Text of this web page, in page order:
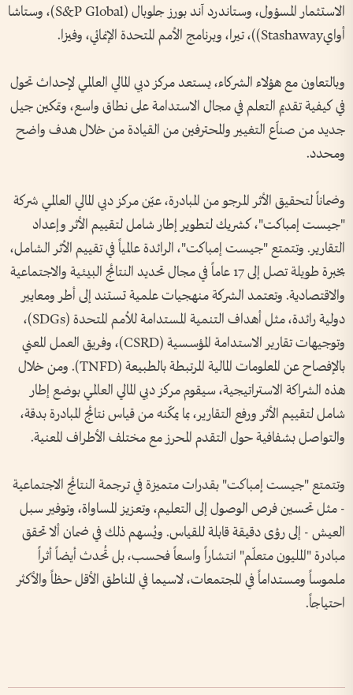
الاستثمار المسؤول، وستاندرد آند بورز جلوبال (S&P Global)، وستاشا
أوايStashaway))، تيرا، وبرنامج الأمم المتحدة الإنمائي، وفيزا.
وبالتعاون مع هؤلاء الشركاء، يستعد مركز دبي المالي العالمي لإحداث تحول
في كيفية تقديم التعلم في مجال الاستدامة على نطاق واسع، وتمكين جيل
جديد من صناّع التغيير والمحترفين من القيادة من خلال هدف واضح
ومحدد.
وضماناً لتحقيق الأثر المرجو من المبادرة، عيّن مركز دبي المالي العالمي شركة
"جيست إمباكت"، كشريك لتطوير إطار شامل لتقييم الأثر وإعداد
التقارير. وتتمتع "جيست إمباكت"، الرائدة عالمياً في تقييم الأثر الشامل،
بخبرة طويلة تصل إلى 17 عاماً في مجال تحديد النتائج البيئية والاجتماعية
والاقتصادية. وتعتمد الشركة منهجيات علمية تستند إلى أطر ومعايير
دولية رائدة، مثل أهداف التنمية المستدامة للأمم المتحدة (SDGs)،
وتوجيهات تقارير الاستدامة المؤسسية (CSRD)، وفريق العمل المعني
بالإفصاح عن المعلومات المالية المرتبطة بالطبيعة (TNFD). ومن خلال
هذه الشراكة الاستراتيجية، سيقوم مركز دبي المالي العالمي بوضع إطار
شامل لتقييم الأثر ورفع التقارير، بما يمكّنه من قياس نتائج المبادرة بدقة،
والتواصل بشفافية حول التقدم المحرز مع مختلف الأطراف المعنية.
وتتمتع "جيست إمباكت" بقدرات متميزة في ترجمة النتائج الاجتماعية
- مثل تحسين فرص الوصول إلى التعليم، وتعزيز المساواة، وتوفير سبل
العيش - إلى رؤى دقيقة قابلة للقياس. ويُسهم ذلك في ضمان ألا تحقق
مبادرة "المليون متعلّم" انتشاراً واسعاً فحسب، بل تُحدث أيضاً أثراً
ملموساً ومستداماً في المجتمعات، لاسيما في المناطق الأقل حظاً والأكثر
احتياجاً.